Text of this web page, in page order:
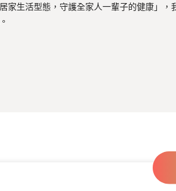
家生活型態，守護全家人一輩子的健康」，